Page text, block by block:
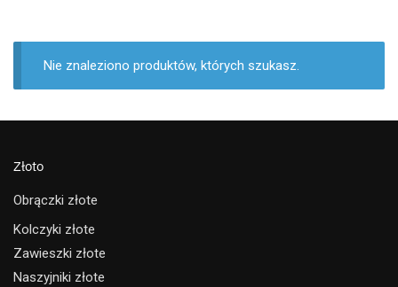
Nie znaleziono produktów, których szukasz.
Złoto
Obrączki złote
Kolczyki złote
Zawieszki złote
Naszyjniki złote